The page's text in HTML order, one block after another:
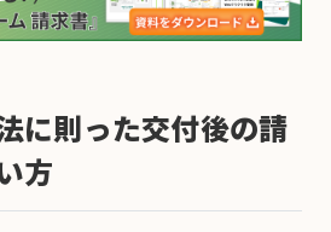
に則った交付後の請
方